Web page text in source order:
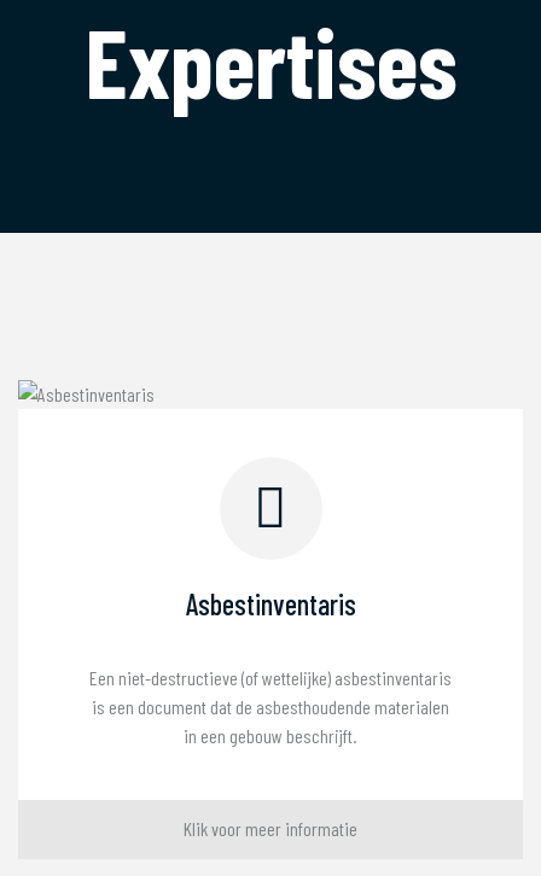
Expertises
Asbestinventaris
Een niet-destructieve (of wettelijke) asbestinventaris
is een document dat de asbesthoudende materialen
in een gebouw beschrijft.
Klik voor meer informatie